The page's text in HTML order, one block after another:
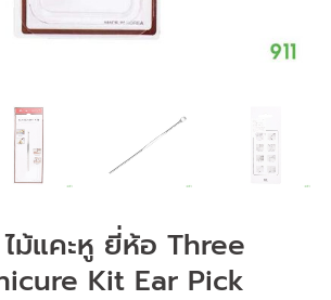
ม้แคะหู ยี่ห้อ Three
Kit Ear Pick